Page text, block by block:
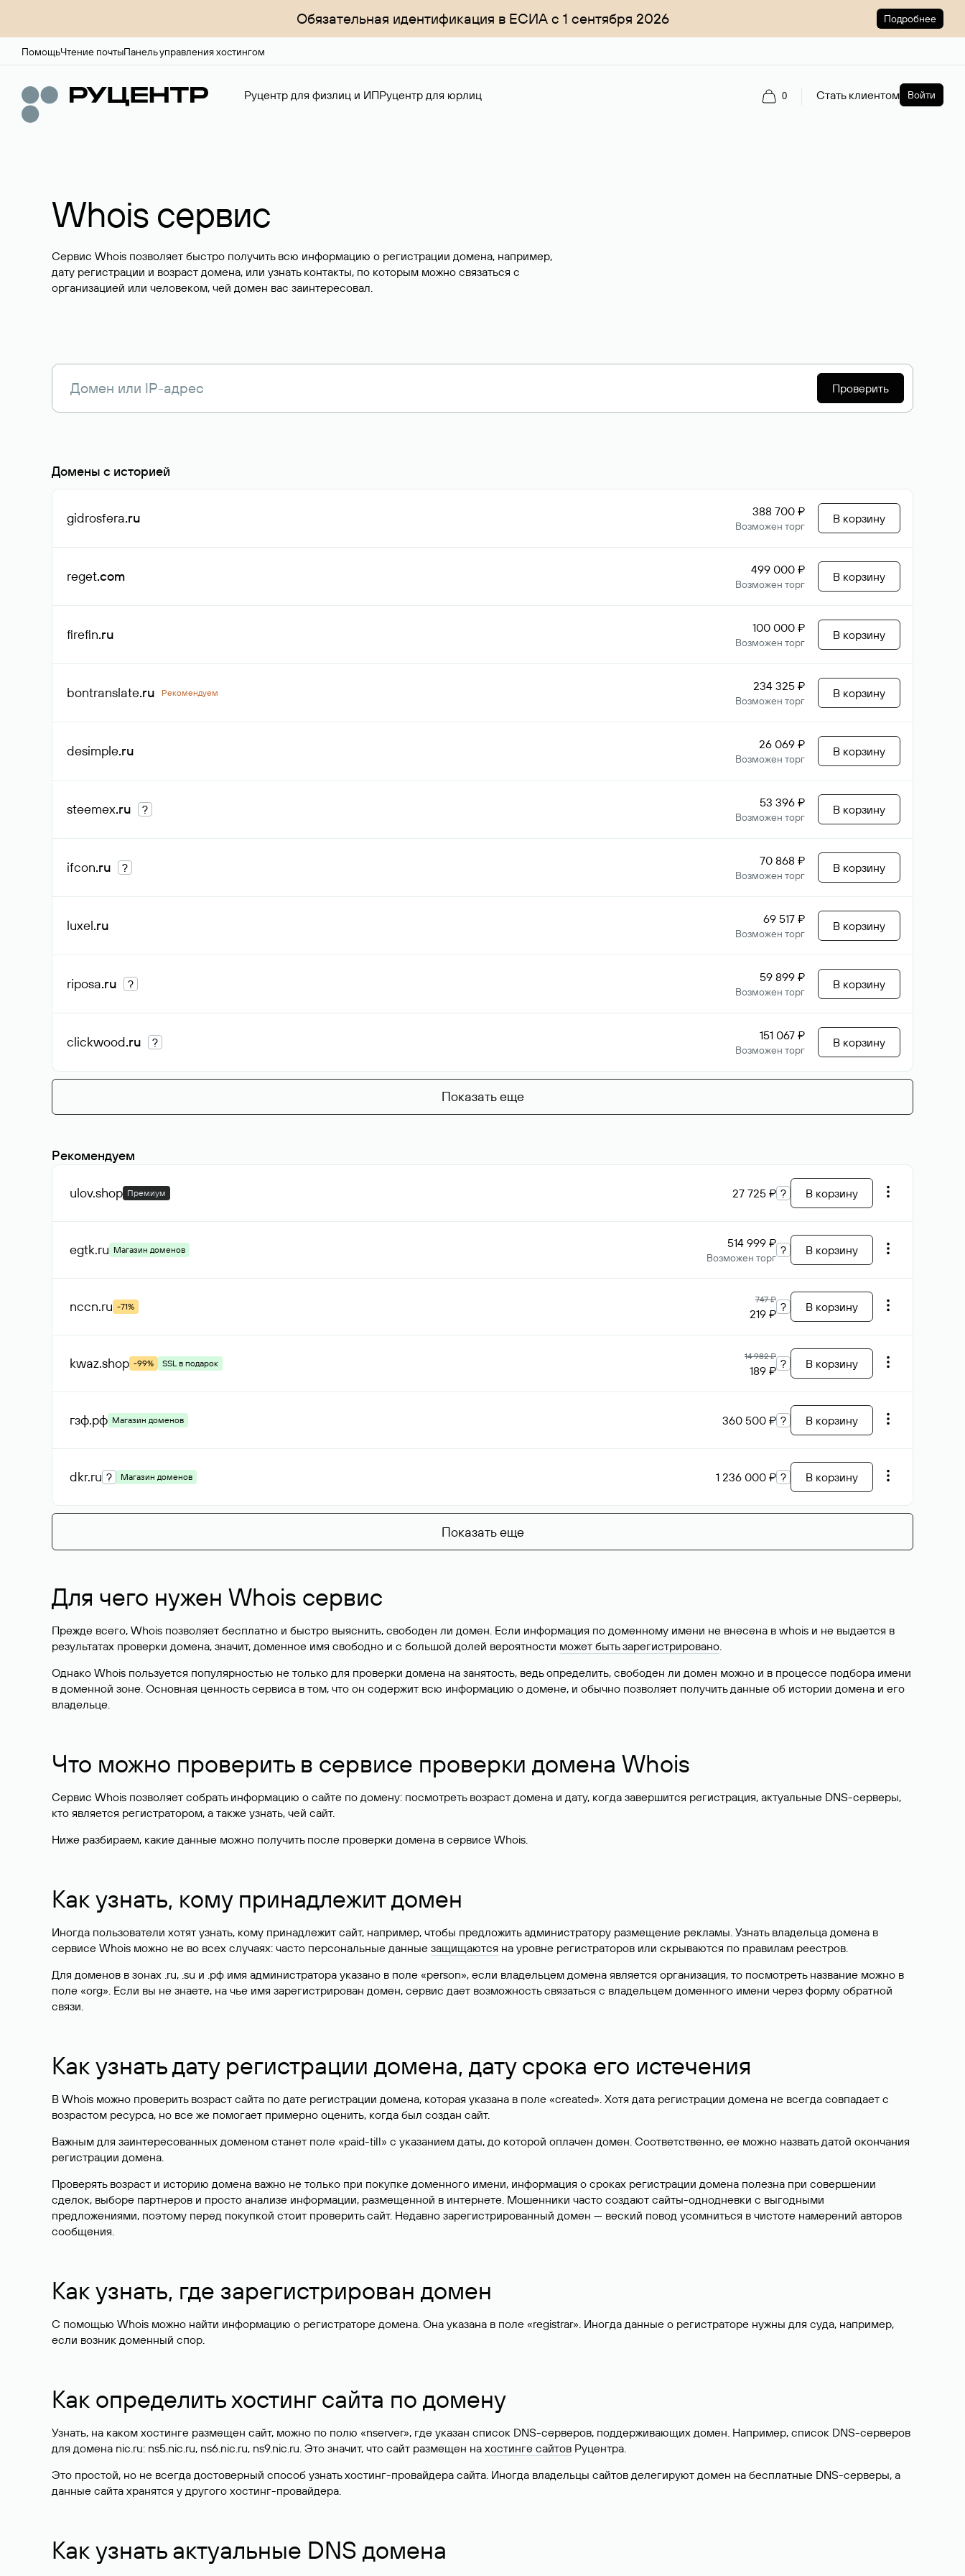
Обязательная идентификация в ЕСИА с 1 сентября 2026 Подробнее
ПомощьЧтение почтыПанель управления хостингом
Руцентр для физлиц и ИПРуцентр для юрлиц 0 Стать клиентом Войти
Whois сервис
Сервис Whois позволяет быстро получить всю информацию о регистрации домена, например,
дату регистрации и возраст домена, или узнать контакты, по которым можно связаться с
организацией или человеком, чей домен вас заинтересовал.
Проверить
Домены с историей
gidrosfera.ru 388 700 ₽
Возможен торг
В корзину
reget.com 499 000 ₽
Возможен торг
В корзину
firefin.ru 100 000 ₽
Возможен торг
В корзину
bontranslate.ru Рекомендуем 234 325 ₽
Возможен торг
В корзину
desimple.ru 26 069 ₽
Возможен торг
В корзину
steemex.ru ? 53 396 ₽
Возможен торг
В корзину
ifcon.ru ? 70 868 ₽
Возможен торг
В корзину
luxel.ru 69 517 ₽
Возможен торг
В корзину
riposa.ru ? 59 899 ₽
Возможен торг
В корзину
clickwood.ru ? 151 067 ₽
Возможен торг
В корзину
Показать еще
Рекомендуем
ulov.shop Премиум 27 725 ₽ ? В корзину
egtk.ru Магазин доменов 514 999 ₽
Возможен торг
? В корзину
nccn.ru -71%
747 ₽
219 ₽ ? В корзину
kwaz.shop -99% SSL в подарок
14 982 ₽
189 ₽ ? В корзину
гзф.рф Магазин доменов 360 500 ₽ ? В корзину
dkr.ru ? Магазин доменов 1 236 000 ₽ ? В корзину
Показать еще
Для чего нужен Whois сервис
Прежде всего, Whois позволяет бесплатно и быстро выяснить, свободен ли домен. Если информация по доменному имени не внесена в whois и не выдается в
результатах проверки домена, значит, доменное имя свободно и с большой долей вероятности может быть зарегистрировано.
Однако Whois пользуется популярностью не только для проверки домена на занятость, ведь определить, свободен ли домен можно и в процессе подбора имени
в доменной зоне. Основная ценность сервиса в том, что он содержит всю информацию о домене, и обычно позволяет получить данные об истории домена и его
владельце.
Что можно проверить в сервисе проверки домена Whois
Сервис Whois позволяет собрать информацию о сайте по домену: посмотреть возраст домена и дату, когда завершится регистрация, актуальные DNS-серверы,
кто является регистратором, а также узнать, чей сайт.
Ниже разбираем, какие данные можно получить после проверки домена в сервисе Whois.
Как узнать, кому принадлежит домен
Иногда пользователи хотят узнать, кому принадлежит сайт, например, чтобы предложить администратору размещение рекламы. Узнать владельца домена в
сервисе Whois можно не во всех случаях: часто персональные данные защищаются на уровне регистраторов или скрываются по правилам реестров.
Для доменов в зонах .ru, .su и .рф имя администратора указано в поле «person», если владельцем домена является организация, то посмотреть название можно в
поле «org». Если вы не знаете, на чье имя зарегистрирован домен, сервис дает возможность связаться с владельцем доменного имени через форму обратной
связи.
Как узнать дату регистрации домена, дату срока его истечения
В Whois можно проверить возраст сайта по дате регистрации домена, которая указана в поле «created». Хотя дата регистрации домена не всегда совпадает с
возрастом ресурса, но все же помогает примерно оценить, когда был создан сайт.
Важным для заинтересованных доменом станет поле «paid-till» с указанием даты, до которой оплачен домен. Соответственно, ее можно назвать датой окончания
регистрации домена.
Проверять возраст и историю домена важно не только при покупке доменного имени, информация о сроках регистрации домена полезна при совершении
сделок, выборе партнеров и просто анализе информации, размещенной в интернете. Мошенники часто создают сайты-однодневки с выгодными
предложениями, поэтому перед покупкой стоит проверить сайт. Недавно зарегистрированный домен — веский повод усомниться в чистоте намерений авторов
сообщения.
Как узнать, где зарегистрирован домен
С помощью Whois можно найти информацию о регистраторе домена. Она указана в поле «registrar». Иногда данные о регистраторе нужны для суда, например,
если возник доменный спор.
Как определить хостинг сайта по домену
Узнать, на каком хостинге размещен сайт, можно по полю «nserver», где указан список DNS-серверов, поддерживающих домен. Например, список DNS-серверов
для домена nic.ru: ns5.nic.ru, ns6.nic.ru, ns9.nic.ru. Это значит, что сайт размещен на хостинге сайтов Руцентра.
Это простой, но не всегда достоверный способ узнать хостинг-провайдера сайта. Иногда владельцы сайтов делегируют домен на бесплатные DNS-серверы, а
данные сайта хранятся у другого хостинг-провайдера.
Как узнать актуальные DNS домена